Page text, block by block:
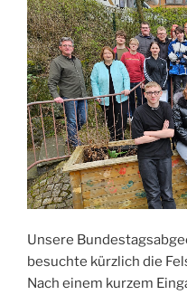
Unsere
besuchte kürzlich die
Nach einem kurzem